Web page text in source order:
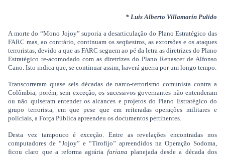
* Luis Alberto Villamarín Pulido
A morte do “Mono Jojoy” suporia a desarticulação do Plano Estratégico das
FARC mas, ao contrário, continuam os seqüestros, as extorsões e os ataques
terroristas, devido a que as FARC seguem ao pé da letra as diretrizes do Plano
Estratégico re-acomodado com as diretrizes do Plano Renascer de Alfonso
Cano. Isto indica que, se continuar assim, haverá guerra por um longo tempo.
Transcorreram quase seis décadas de narco-terrorismo comunista contra a
Colômbia, porém, sem exceção, os sucessivos governantes não entenderam
ou não quiseram entender os alcances e projetos do Plano Estratégico do
grupo terrorista, em que pese que em reiteradas operações militares e
policiais, a Força Pública apreendeu os documentos pertinentes.
Desta vez tampouco é exceção. Entre as revelações encontradas nos
computadores de “Jojoy” e “Tirofijo” apreendidos na Operação Sodoma,
ficou claro que a reforma agrária fariana planejada desde a década dos